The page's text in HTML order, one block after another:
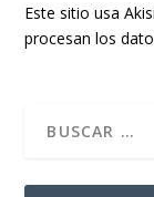
Este sitio usa
procesan los